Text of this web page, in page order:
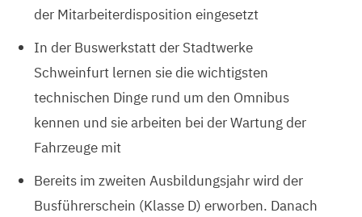
der Mitarbeiterdisposition eingesetzt
In der Buswerkstatt der Stadtwerke
Schweinfurt lernen sie die wichtigsten
technischen Dinge rund um den Omnibus
kennen und sie arbeiten bei der Wartung der
Fahrzeuge mit
Bereits im zweiten Ausbildungsjahr wird der
Busführerschein (Klasse D) erworben. Danach